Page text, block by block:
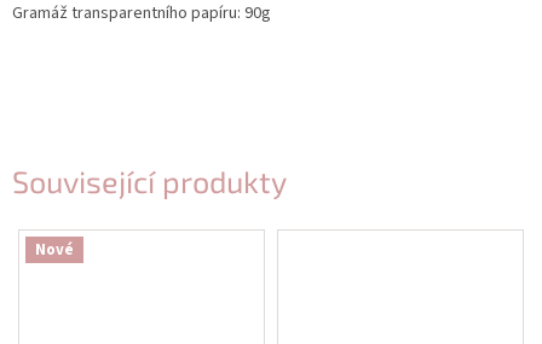
Související produkty
Nové
Gramáž transparentního papíru: 90g